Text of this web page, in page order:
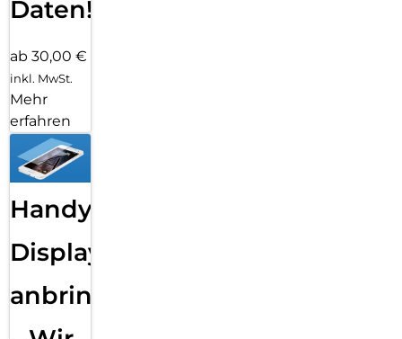
Daten!
ab 30,00 €
inkl. MwSt.
Mehr
erfahren
Handy
Displayfolie
anbringen